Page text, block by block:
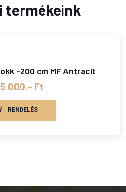
termékeink
-200 cm MF Antracit
000.- Ft
RENDELÉS